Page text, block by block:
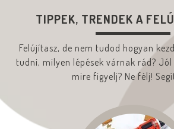
TIPPEK, TRENDEK A
Felújítasz, de nem tudod hogyan
tudni, milyen lépések várnak rád?
mire figyelj? Ne félj!